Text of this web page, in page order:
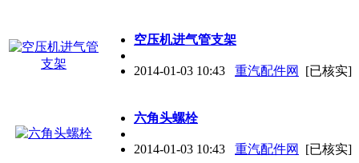
空压机进气管支架
2014-01-03 10:43 重汽配件网 [已核实]
六角头螺栓
2014-01-03 10:43 重汽配件网 [已核实]